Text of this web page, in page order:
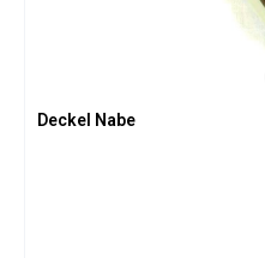
Deckel Nabe